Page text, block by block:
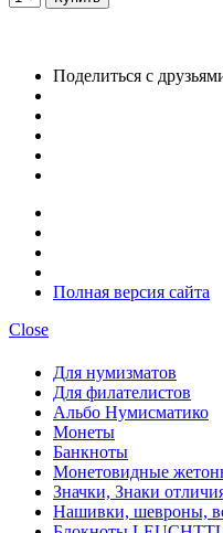
Поделиться с
Полная версия сайта
Close
Для нумизматов
Для филателистов
Альбо Нумисматико
Монеты
Банкноты
Монетовидные
Значки, Знаки
Нашивки, шевроны,